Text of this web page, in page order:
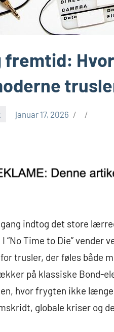
fremtid:
januar 17, 2026
indtog det store
Time to Die” vender
for trusler, der føles
på klassiske Bond-
hvor frygten ikke
globale kriser og